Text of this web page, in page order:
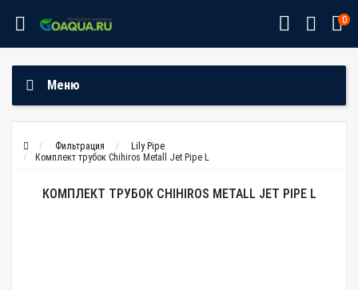
0
Меню
Фильтрация
Lily Pipe
Комплект трубок Chihiros Metall Jet Pipe L
КОМПЛЕКТ ТРУБОК CHIHIROS METALL JET PIPE L